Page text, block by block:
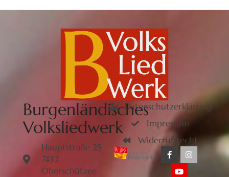
Burgenländisches
Volksliedwerk
Hauptstraße 25
7432
Oberschützen
Datenschutzerklärung
Impressum
Widerrufsrecht